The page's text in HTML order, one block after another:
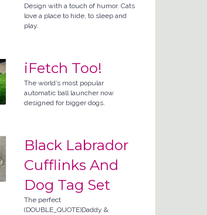
Design with a touch of humor. Cats
love a place to hide, to sleep and
play.
iFetch Too!
The world’s most popular
automatic ball launcher now
designed for bigger dogs.
Black Labrador
Cufflinks And
Dog Tag Set
The perfect
(DOUBLE_QUOTE)Daddy &